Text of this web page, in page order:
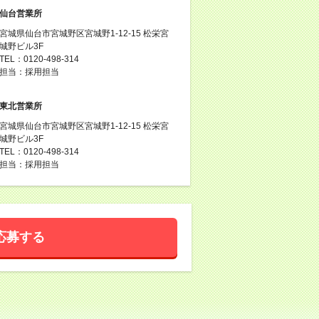
台営業所
城県仙台市宮城野区宮城野1-12-15 松栄宮
野ビル3F
：0120-498-314
当：採用担当
北営業所
城県仙台市宮城野区宮城野1-12-15 松栄宮
野ビル3F
：0120-498-314
当：採用担当
募する